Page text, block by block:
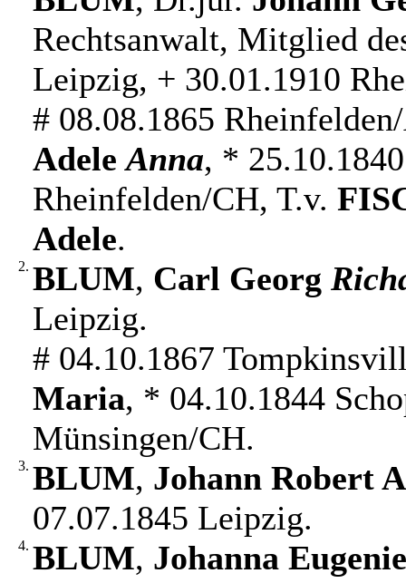
Rechtsanwalt, Mitglied
Leipzig, + 30.01.1910
# 08.08.1865
AdeleAnna, *
Rheinfelden/CH, T.v.
Adele.
2. BLUM, Carl Georg
Leipzig.
# 04.10.1867
Maria, * 04.10.1844
Münsingen/CH.
3. BLUM, Johann Robert
07.07.1845 Leipzig.
4. BLUM, Johanna